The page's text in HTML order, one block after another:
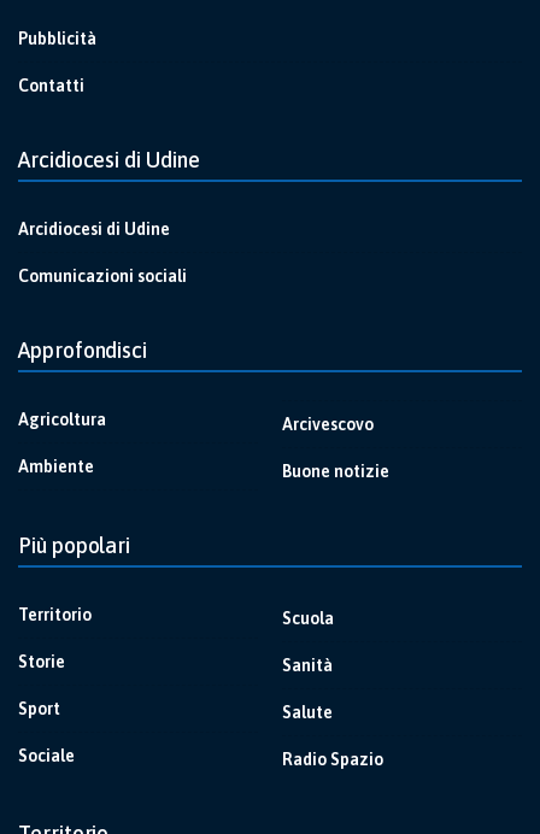
Pubblicità
Contatti
Arcidiocesi di Udine
Arcidiocesi di Udine
Comunicazioni sociali
Approfondisci
Agricoltura
Ambiente
Arcivescovo
Buone notizie
Più popolari
Territorio
Storie
Sport
Sociale
Scuola
Sanità
Salute
Radio Spazio